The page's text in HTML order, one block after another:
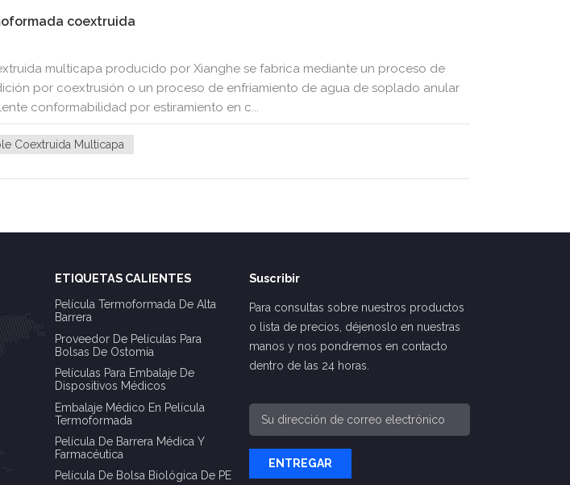
coextruida
multicapa producido por Xianghe se fabrica mediante un proceso de
por coextrusión o un proceso de enfriamiento de agua de soplado anular
conformabilidad por estiramiento en c...
Coextruida Multicapa
ETIQUETAS CALIENTES
Película Termoformada De Alta
Barrera
Proveedor De Películas Para
Bolsas De Ostomía
Películas Para Embalaje De
Dispositivos Médicos
Embalaje Médico En Película
Termoformada
Película De Barrera Médica Y
Farmacéutica
Película De Bolsa Biológica De PE
Suscribir
Para consultas sobre nuestros productos
o lista de precios, déjenoslo en nuestras
manos y nos pondremos en contacto
dentro de las 24 horas.
ENTREGAR